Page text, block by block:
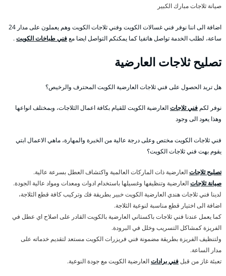
صيانة ثلاجات مبارك الكبير
اضافة الى اننا نوفر فني غسالات الكويت وفني ثلاجات الكويت وهم يعملون على مدار 24
ساعة، لطلب الخدمة تواصل هاتفيا كما يمكنكم التواصل ايضا معفني طباخات الكويت.
تصليح ثلاجات العارضية
هل تريد الحصول على فني ثلاجات العارضية الكويت المحترف والرخيص؟
نوفر لكم فني ثلاجاتالعارضية الكويت للقيام بكافة اعمال الثلاجات، وبمختلف انواعها
وهذا يعود الى وجود
فني ثلاجات الكويت مختص وعلى درجة عالية من الخبرة والمهارة، ماهي الاعمال ابتي
يقوم بهت فني ثلاجات الكويت؟
تصليح ثلاجاتالعارضية ذات الماركات العالمية واكتشاف العطل بسرعة عالية.
صيانة ثلاجاتالعارضية وتنظيفها وغسيلها باستخدام ادوات ومعدات ومواد عالية الجودة.
لدينا فني ثلاجات هندي العارضية الكويت خبير بطريقة فك وتركيب كافة قطع الثلاجة،
اضافة الى اختيار قطع مناسبة لنوعية الثلاجة.
كما يعمل عندنا فني ثلاجات باكستاني العارضية بالكويت القادر على اصلاح اي عطل في
الفريزة كمشاكل التسريب وخلل في البرودة.
ولتنظيف الفريزة بطريقة مضمونة فني فريزرات الكويت مستعد لتقديم خدماته على
مدار الساعة.
تعبئة غاز من قبلفني براداتالعارضية الكويت مع جودة النوعية.